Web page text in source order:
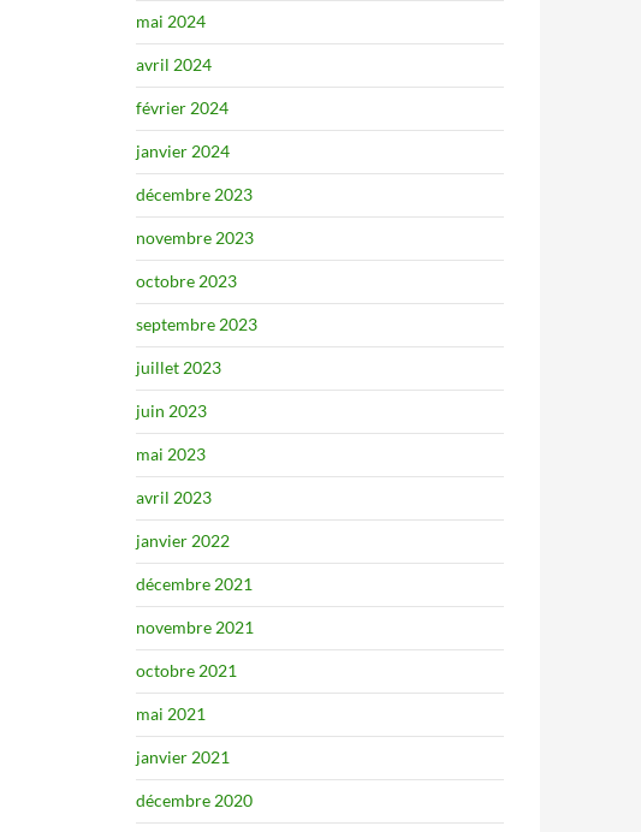
mai 2024
avril 2024
février 2024
janvier 2024
décembre 2023
novembre 2023
octobre 2023
septembre 2023
juillet 2023
juin 2023
mai 2023
avril 2023
janvier 2022
décembre 2021
novembre 2021
octobre 2021
mai 2021
janvier 2021
décembre 2020